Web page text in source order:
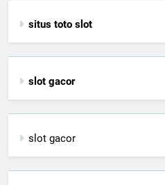
situs toto slot
slot gacor
slot gacor